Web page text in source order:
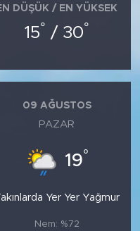
DÜŞÜK / EN YÜKSEK
15° / 30°
09 AĞUSTOS
PAZAR
19°
Yer Yer Yağmur
Nem: %72